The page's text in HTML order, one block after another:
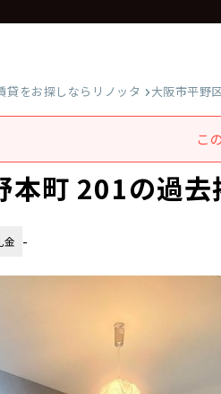
貸をお探しならリノッタ 大阪市平野
こ
本町 201の過
金 -